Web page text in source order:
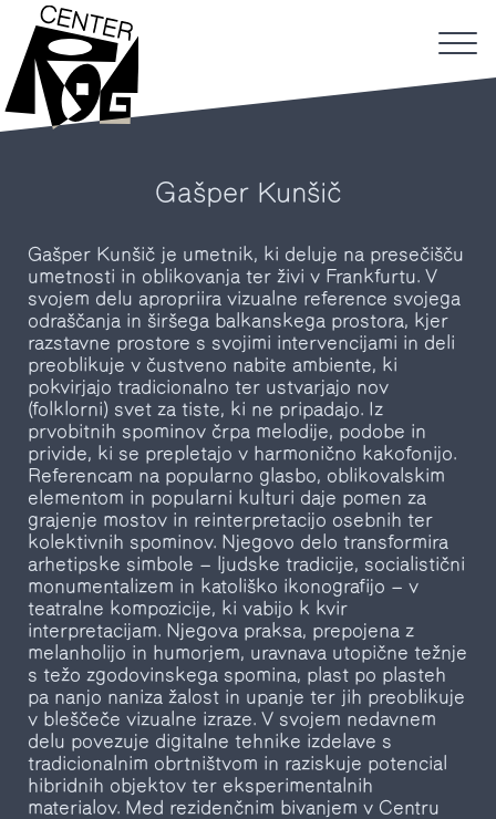
Gašper Kunšič
Gašper Kunšič je umetnik, ki deluje na presečišču
umetnosti in oblikovanja ter živi v Frankfurtu. V
svojem delu apropriira vizualne reference svojega
odraščanja in širšega balkanskega prostora, kjer
razstavne prostore s svojimi intervencijami in deli
preoblikuje v čustveno nabite ambiente, ki
pokvirjajo tradicionalno ter ustvarjajo nov
(folklorni) svet za tiste, ki ne pripadajo. Iz
prvobitnih spominov črpa melodije, podobe in
privide, ki se prepletajo v harmonično kakofonijo.
Referencam na popularno glasbo, oblikovalskim
elementom in popularni kulturi daje pomen za
grajenje mostov in reinterpretacijo osebnih ter
kolektivnih spominov. Njegovo delo transformira
arhetipske simbole — ljudske tradicije, socialistični
monumentalizem in katoliško ikonografijo — v
teatralne kompozicije, ki vabijo k kvir
interpretacijam. Njegova praksa, prepojena z
melanholijo in humorjem, uravnava utopične težnje
s težo zgodovinskega spomina, plast po plasteh
pa nanjo naniza žalost in upanje ter jih preoblikuje
v bleščeče vizualne izraze. V svojem nedavnem
delu povezuje digitalne tehnike izdelave s
tradicionalnim obrtništvom in raziskuje potencial
hibridnih objektov ter eksperimentalnih
materialov. Med rezidenčnim bivanjem v Centru